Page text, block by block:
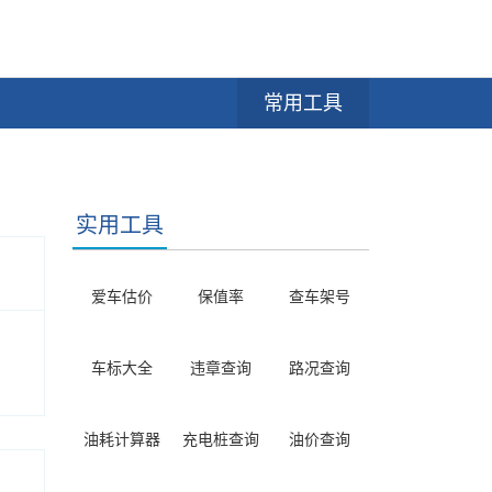
常用工具
实用工具
爱车估价 保值率 查车架号
车标大全 违章查询 路况查询
油耗计算器 充电桩查询 油价查询